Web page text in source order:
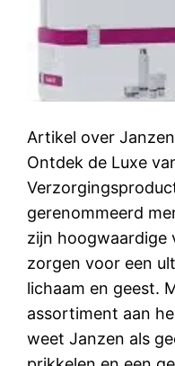
Artikel over
Ontdek de Luxe
gerenommeerd
zijn hoogwaardige
zorgen voor een
lichaam en geest.
assortiment aan
weet Janzen als